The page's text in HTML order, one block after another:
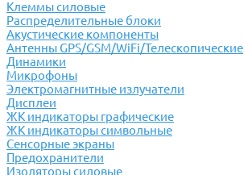
Клеммы силовые
Распределительные блоки
Акустические компоненты
Антенны GPS/GSM/WiFi/Телескопические
Динамики
Микрофоны
Электромагнитные излучатели
Дисплеи
ЖК индикаторы графические
ЖК индикаторы символьные
Сенсорные экраны
Предохранители
Изоляторы силовые